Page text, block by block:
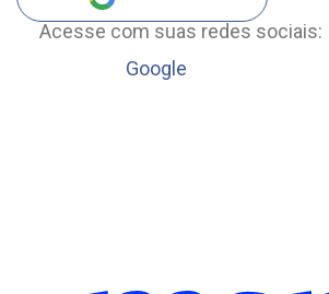
Acesse com suas redes sociais:
Google